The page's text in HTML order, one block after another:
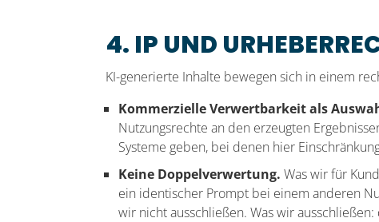
4. IP UND
KI-generierte Inhalte bewegen sich in einem
Kommerzielle Verwertbarkeit als
Nutzungsrechte an den erzeugten
Systeme geben, bei denen hier
Keine Doppelverwertung. Was wir für
ein identischer Prompt bei einem anderen
wir nicht ausschließen. Was wir